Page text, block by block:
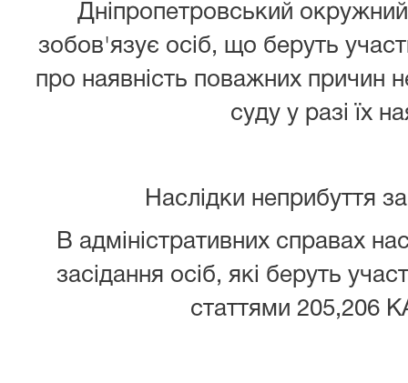
Дніпропетровський
зобов'язує осіб, що беруть
про наявність поважних причин
суду у разі їх
Наслідки неприбуття
В адміністративних справах
засідання осіб, які беруть
статтями 205,206